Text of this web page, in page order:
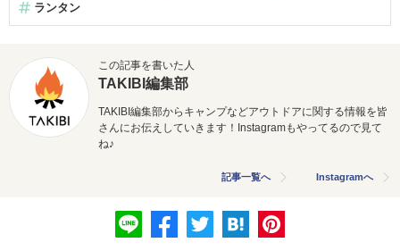
ランタン
この記事を書いた人
TAKIBI編集部
TAKIBI編集部からキャンプなどアウトドアに関する情報を皆
さんにお伝えしていきます！Instagramもやってるので見て
ね♪
記事一覧へ Instagramへ